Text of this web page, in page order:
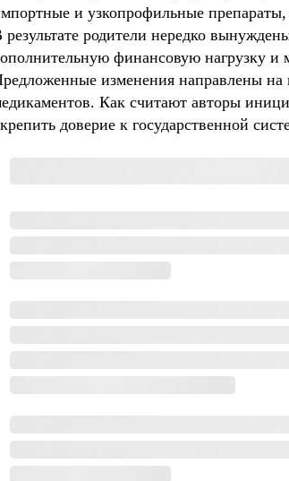
и узкопрофильные
результате родители нередко
финансовую нагрузку и
изменения направлены на
Как считают авторы
доверие к государственной